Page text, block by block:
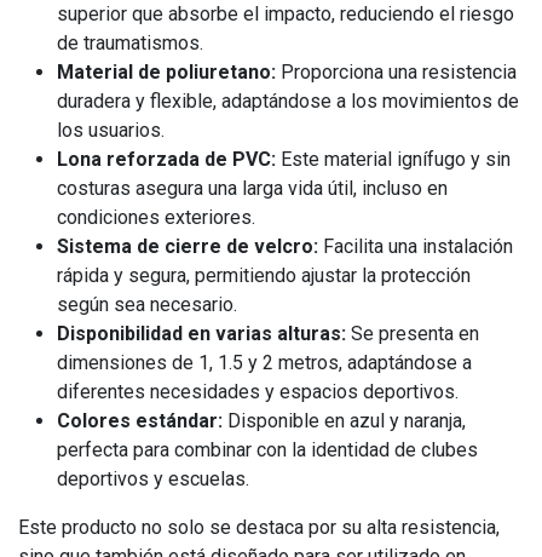
superior que absorbe el impacto, reduciendo el riesgo
de traumatismos.
Material de poliuretano: Proporciona una resistencia
duradera y flexible, adaptándose a los movimientos de
los usuarios.
Lona reforzada de PVC: Este material ignífugo y sin
costuras asegura una larga vida útil, incluso en
condiciones exteriores.
Sistema de cierre de velcro: Facilita una instalación
rápida y segura, permitiendo ajustar la protección
según sea necesario.
Disponibilidad en varias alturas: Se presenta en
dimensiones de 1, 1.5 y 2 metros, adaptándose a
diferentes necesidades y espacios deportivos.
Colores estándar: Disponible en azul y naranja,
perfecta para combinar con la identidad de clubes
deportivos y escuelas.
Este producto no solo se destaca por su alta resistencia,